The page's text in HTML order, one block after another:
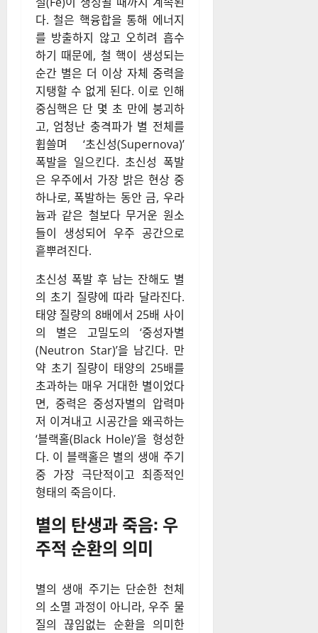
다. 철은 핵융합을 통해 에너지
를 방출하지 않고 오히려 흡수
하기 때문에, 철 핵이 생성되는
순간 별은 더 이상 자체 중력을
지탱할 수 없게 된다. 이로 인해
중심핵은 단 몇 초 만에 붕괴하
고, 엄청난 충격파가 별 전체를
휩쓸며 ‘초신성(Supernova)’
폭발을 일으킨다. 초신성 폭발
은 우주에서 가장 밝은 현상 중
하나로, 폭발하는 동안 금, 우라
늄과 같은 철보다 무거운 원소
들이 생성되어 우주 공간으로
흩뿌려진다.
초신성 폭발 후 남는 잔해도 별
의 초기 질량에 따라 달라진다.
태양 질량의 8배에서 25배 사이
의 별은 고밀도의 ‘중성자별
(Neutron Star)’을 남긴다. 만
약 초기 질량이 태양의 25배를
초과하는 매우 거대한 별이었다
면, 중력은 중성자별의 압력마
저 이겨내고 시공간을 왜곡하는
‘블랙홀(Black Hole)’을 형성한
다. 이 블랙홀은 별의 생애 주기
중 가장 극단적이고 최종적인
형태의 죽음이다.
별의 탄생과 죽음: 우
주적 순환의 의미
별의 생애 주기는 단순한 천체
의 소멸 과정이 아니라, 우주 물
질의 끊임없는 순환을 의미한